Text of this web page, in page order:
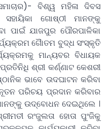
ବିଶ୍ୱ ମହିଳା ଦିବସ
ଗୋଷ୍ଠୀ ମାନଙ୍କୁ
ପାଇଁ ଯାଜପୁର ପୌରପାଳିକା
ଗୈାତମ ବୁଦ୍ଧ ସଂସ୍କୃତି
ମାନ୍ୟବର ବିଧାୟକ
ଶ୍ରୀ କର୍ଣ୍ଣାଟ କେଶରୀ
ଭାବେ ଉଦଘାଟନ କରିବା
ପରିଚୟ ପ୍ରଦାନ କରିବାର
ଉଦ୍ବୋଧନ ଦେଇଥିଲେ ।
ରଂଜୁଲତା ହୋତା ପୁଂଜିକୁ